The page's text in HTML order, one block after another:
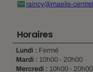
raincy@maelis-
Horaires
Lundi : Fermé
Mardi : 10h00 - 20h00
Mercredi : 10h00 - 20h00